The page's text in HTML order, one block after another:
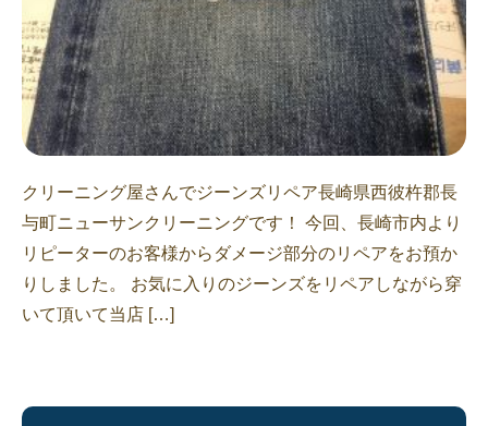
クリーニング屋さんでジーンズリペア長崎県西彼杵郡長
与町ニューサンクリーニングです！ 今回、長崎市内より
リピーターのお客様からダメージ部分のリペアをお預か
りしました。 お気に入りのジーンズをリペアしながら穿
いて頂いて当店 […]